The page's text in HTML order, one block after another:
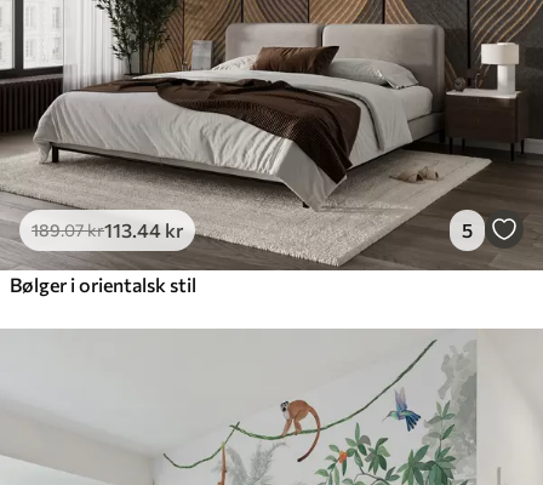
Premium vinyl
516 310.00 kr/m²
Peel and Stick
666.67400.00 kr/m²
189.07kr113 .44 kr 5
Bølger i orientalsk stil